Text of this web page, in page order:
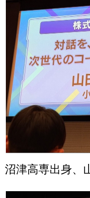
沼津高専出身、